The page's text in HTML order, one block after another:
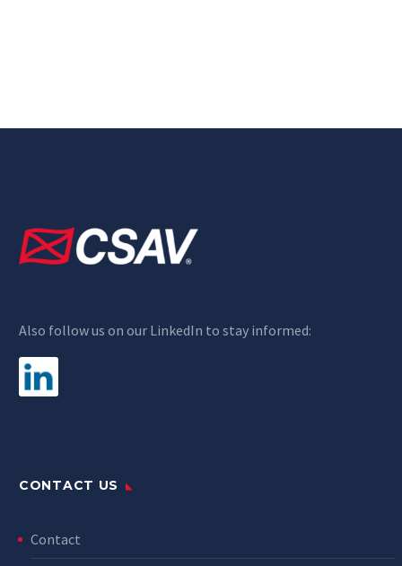
Also follow us on our LinkedIn to stay informed:
CONTACT US
Contact